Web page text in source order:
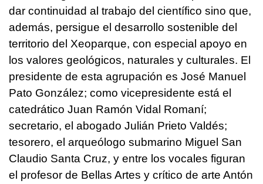
dar continuidad al trabajo del científico sino que,
además, persigue el desarrollo sostenible del
territorio del Xeoparque, con especial apoyo en
los valores geológicos, naturales y culturales. El
presidente de esta agrupación es José Manuel
Pato González; como vicepresidente está el
catedrático Juan Ramón Vidal Romaní;
secretario, el abogado Julián Prieto Valdés;
tesorero, el arqueólogo submarino Miguel San
Claudio Santa Cruz, y entre los vocales figuran
el profesor de Bellas Artes y crítico de arte Antón